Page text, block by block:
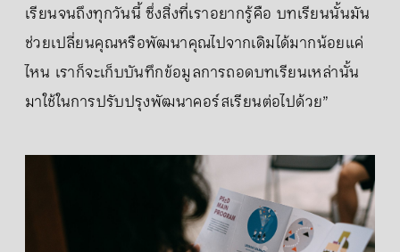
เรียนจนถึงทุกวันนี้ ซึ่งสิ่งที่เราอยากรู้คือ บทเรียนนั้นมัน
ช่วยเปลี่ยนคุณหรือพัฒนาคุณไปจากเดิมได้มากน้อยแค่
ไหน เราก็จะเก็บบันทึกข้อมูลการถอดบทเรียนเหล่านั้น
มาใช้ในการปรับปรุงพัฒนาคอร์สเรียนต่อไปด้วย”